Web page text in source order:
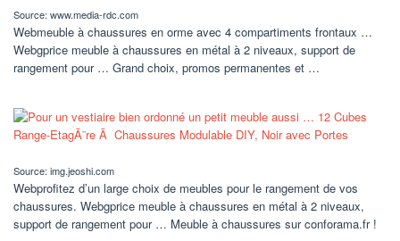
Source: www.media-rdc.com
Webmeuble à chaussures en orme avec 4 compartiments frontaux …
Webgprice meuble à chaussures en métal à 2 niveaux, support de
rangement pour … Grand choix, promos permanentes et …
Source: img.jeoshi.com
Webprofitez d’un large choix de meubles pour le rangement de vos
chaussures. Webgprice meuble à chaussures en métal à 2 niveaux,
support de rangement pour … Meuble à chaussures sur conforama.fr !